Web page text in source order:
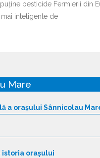
pesticide Fermierii din
inteligente de
Mare
a orașului Sânnicolau
istoria orașului